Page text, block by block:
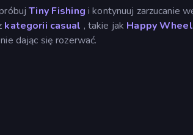
Tiny Fishing i kontynuuj zarzucanie
kategorii casual , takie jak Happy
dając się rozerwać.